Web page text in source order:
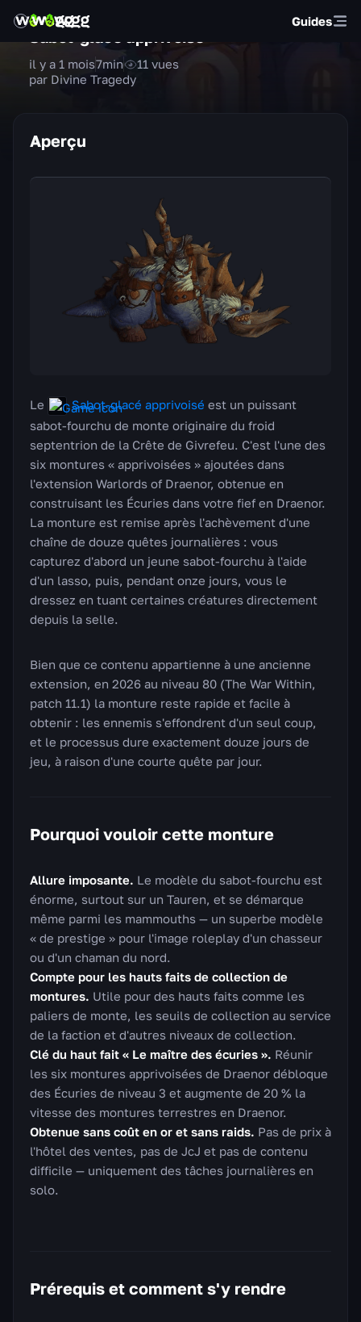
Guides
par Divine Tragedy
il y a 1 mois7min 11 vues
Aperçu
Le Sabot-glacé apprivoisé est un puissant
sabot-fourchu de monte originaire du froid
septentrion de la Crête de Givrefeu. C'est l'une des
six montures « apprivoisées » ajoutées dans
l'extension Warlords of Draenor, obtenue en
construisant les Écuries dans votre fief en Draenor.
La monture est remise après l'achèvement d'une
chaîne de douze quêtes journalières : vous
capturez d'abord un jeune sabot-fourchu à l'aide
d'un lasso, puis, pendant onze jours, vous le
dressez en tuant certaines créatures directement
depuis la selle.
Bien que ce contenu appartienne à une ancienne
extension, en 2026 au niveau 80 (The War Within,
patch 11.1) la monture reste rapide et facile à
obtenir : les ennemis s'effondrent d'un seul coup,
et le processus dure exactement douze jours de
jeu, à raison d'une courte quête par jour.
Pourquoi vouloir cette monture
Allure imposante. Le modèle du sabot-fourchu est
énorme, surtout sur un Tauren, et se démarque
même parmi les mammouths — un superbe modèle
« de prestige » pour l'image roleplay d'un chasseur
ou d'un chaman du nord.
Compte pour les hauts faits de collection de
montures. Utile pour des hauts faits comme les
paliers de monte, les seuils de collection au service
de la faction et d'autres niveaux de collection.
Clé du haut fait « Le maître des écuries ». Réunir
les six montures apprivoisées de Draenor débloque
des Écuries de niveau 3 et augmente de 20 % la
vitesse des montures terrestres en Draenor.
Obtenue sans coût en or et sans raids. Pas de prix à
l'hôtel des ventes, pas de JcJ et pas de contenu
difficile — uniquement des tâches journalières en
solo.
Prérequis et comment s'y rendre